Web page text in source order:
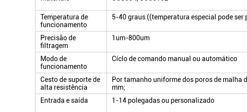
Temperatura de
funcionamento
5-40 graus ((temperatura especial pode ser
Precisão de
filtragem
1um-800um
Modo de
funcionamento
Cíclo de comando manual ou automático
Cesto de suporte de
alta resistência
Por tamanho uniforme dos poros de malha
mm;
Entrada e saída
1-14 polegadas ou personalizado